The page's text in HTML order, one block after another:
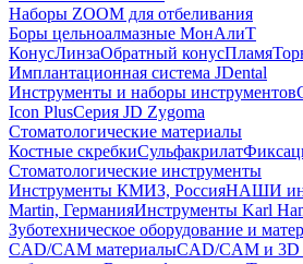
Наборы ZOOM для отбеливания
Боры цельноалмазные МонАлиТ
КонусЛинзаОбратный конусПламя
Имплантационная система JDental
Инструменты и наборы инструментов
Icon PlusСерия JD Zygoma
Стоматологические материалы
Костные скребкиСульфакрилат
Стоматологические инструменты
Инструменты КМИЗ, РоссияНАШИ
Martin, ГерманияИнструменты Karl
Зуботехническое оборудование и
CAD/CAM материалыCAD/CAM и 3D